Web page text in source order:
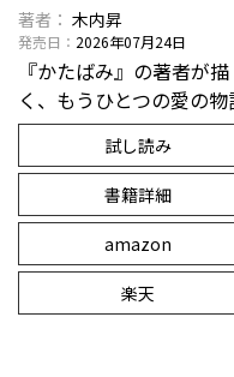
著者 木内昇
発売日 2026年07月24日
『かたばみ』の著者が描
く、もうひとつの愛の物
試し読み
書籍詳細
amazon
楽天